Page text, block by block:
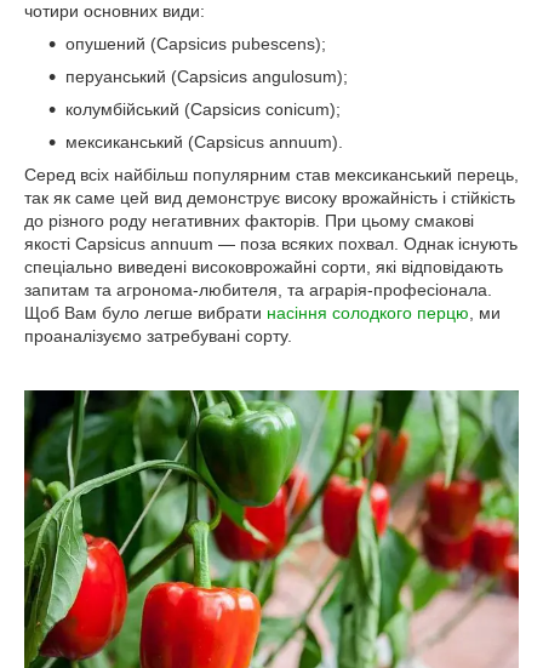
чотири основних види:
опушений (Сарѕісиѕ pubescens);
перуанський (Сарѕісиѕ angulosum);
колумбійський (Сарѕісиѕ conicum);
мексиканський (Capsicus annuum).
Серед всіх найбільш популярним став мексиканський перець,
так як саме цей вид демонструє високу врожайність і стійкість
до різного роду негативних факторів. При цьому смакові
якості Capsicus annuum — поза всяких похвал. Однак існують
спеціально виведені високоврожайні сорти, які відповідають
запитам та агронома-любителя, та аграрія-професіонала.
Щоб Вам було легше вибрати насіння солодкого перцю , ми
проаналізуємо затребувані сорту.